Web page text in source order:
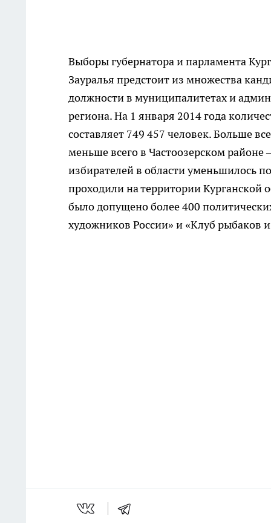
Выборы губернатора и парламента
Зауралья предстоит из множества
должности в муниципалитетах и
региона. На 1 января 2014 года
составляет 749 457 человек. Больше
меньше всего в Частоозерском районе
избирателей в области уменьшилось
проходили на территории Курганской
было допущено более 400
художников России» и «Клуб рыбаков